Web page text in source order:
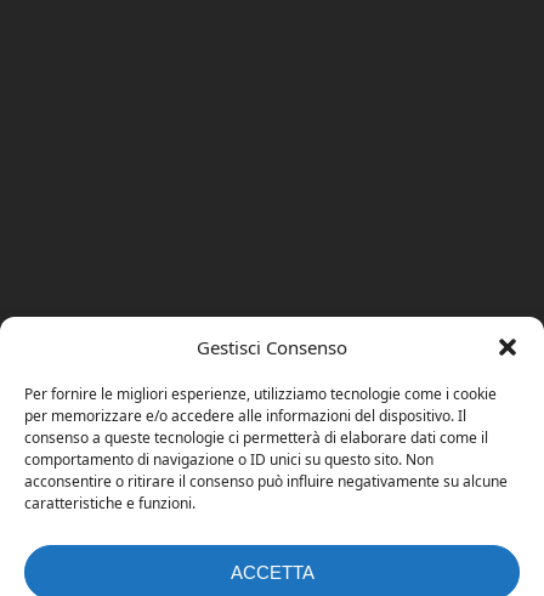
Gestisci Consenso
Per fornire le migliori esperienze, utilizziamo tecnologie come i cookie
per memorizzare e/o accedere alle informazioni del dispositivo. Il
consenso a queste tecnologie ci permetterà di elaborare dati come il
comportamento di navigazione o ID unici su questo sito. Non
acconsentire o ritirare il consenso può influire negativamente su alcune
caratteristiche e funzioni.
ACCETTA